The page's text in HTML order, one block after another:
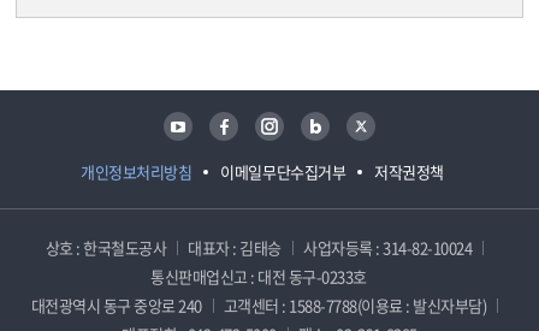
개인정보처리방침 이메일무단수집거부 저작권정책
유튜브 페이스북 인스타그램 블로그 트위터
상호 : 한국철도공사 대표자 : 김태승
사업자등록 : 314-82-10024
통신판매업신고 : 대전 동구-0233호
대전광역시 동구 중앙로 240
고객센터 : 1588-7788(이용료 : 발신자부담)